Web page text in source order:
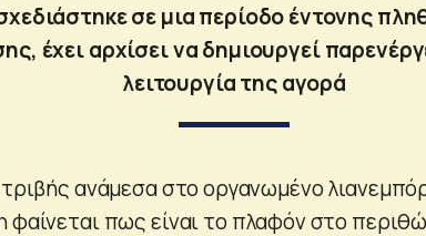
σε μια περίοδο έντονης
έχει αρχίσει να δημιουργεί
λειτουργία της αγορά
ανάμεσα στο οργανωμένο
φαίνεται πως είναι το πλαφόν στο